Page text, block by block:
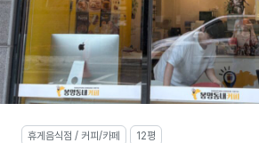
휴게음식점 / 커피/카페 12평